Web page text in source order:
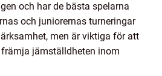
och har de bästa spelarna
och juniorernas turneringar
men är viktiga för att
jämställdheten inom